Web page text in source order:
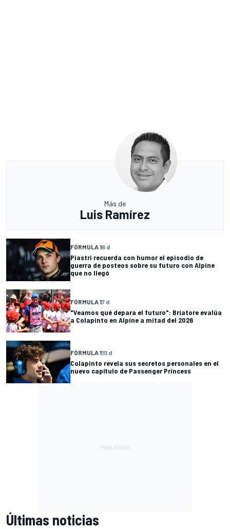
Más de
Luis Ramírez
FÓRMULA 16 d
Piastri recuerda con humor el episodio de
guerra de posteos sobre su futuro con Alpine
que no llegó
FÓRMULA 17 d
"Veamos qué depara el futuro": Briatore evalúa
a Colapinto en Alpine a mitad del 2026
FÓRMULA 110 d
Colapinto revela sus secretos personales en el
nuevo capítulo de Passenger Princess
Últimas noticias